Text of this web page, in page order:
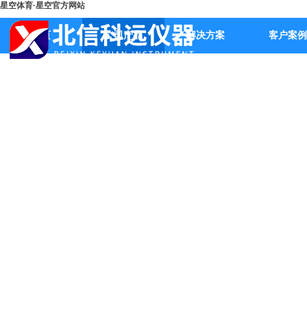
星空体育·星空官方网站
首页 公司产品 解决方案 客户案例